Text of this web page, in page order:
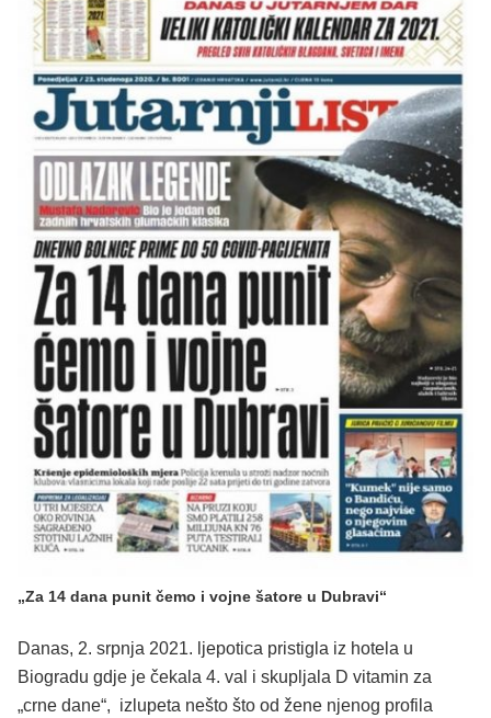
„Za 14 dana punit čemo i vojne šatore u Dubravi“
Danas, 2. srpnja 2021. ljepotica pristigla iz hotela u
Biogradu gdje je čekala 4. val i skupljala D vitamin za
„crne dane“, izlupeta nešto što od žene njenog profila